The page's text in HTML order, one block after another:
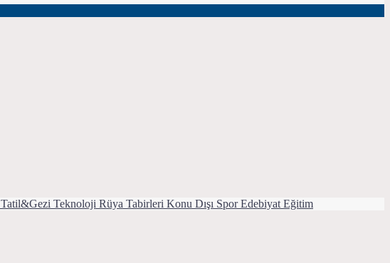
Tatil&Gezi Teknoloji Rüya Tabirleri Konu Dışı Spor Edebiyat Eğitim